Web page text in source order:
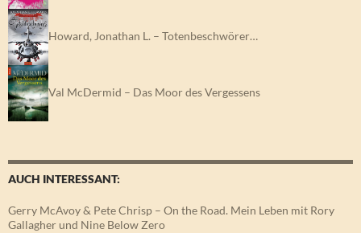
Howard, Jonathan L. – Totenbeschwörer…
Val McDermid – Das Moor des Vergessens
AUCH INTERESSANT:
Gerry McAvoy & Pete Chrisp – On the Road. Mein Leben mit Rory
Gallagher und Nine Below Zero